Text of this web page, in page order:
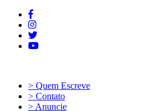
> Quem Escreve
> Contato
> Anuncie